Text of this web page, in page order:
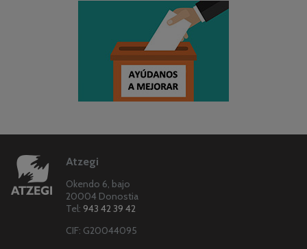
Atzegi
Okendo 6, bajo
20004 Donostia
Tel: 943 42 39 42
CIF: G20044095